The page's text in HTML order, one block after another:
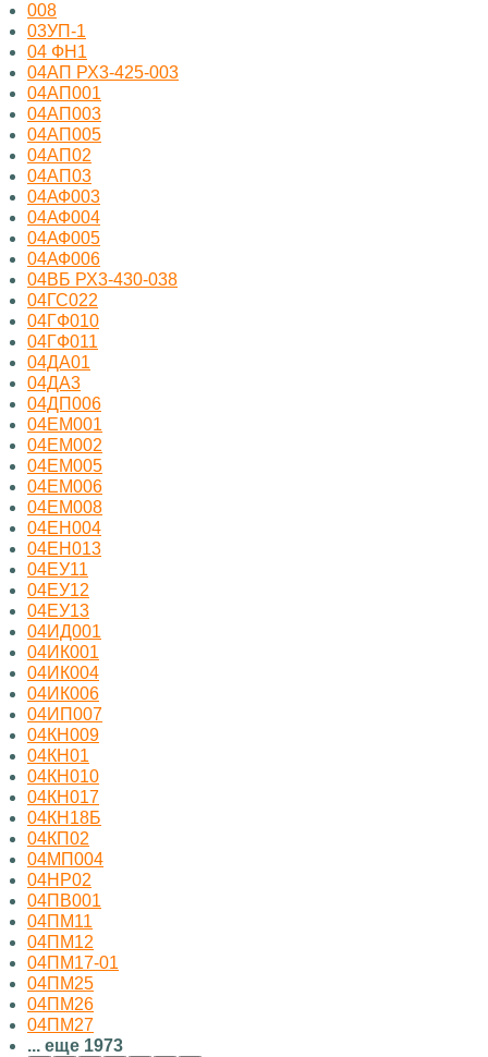
008
03УП-1
04 ФН1
04АП РХ3-425-003
04АП001
04АП003
04АП005
04АП02
04АП03
04АФ003
04АФ004
04АФ005
04АФ006
04ВБ РХ3-430-038
04ГС022
04ГФ010
04ГФ011
04ДА01
04ДА3
04ДП006
04ЕМ001
04ЕМ002
04ЕМ005
04ЕМ006
04ЕМ008
04ЕН004
04ЕН013
04ЕУ11
04ЕУ12
04ЕУ13
04ИД001
04ИК001
04ИК004
04ИК006
04ИП007
04КН009
04КН01
04КН010
04КН017
04КН18Б
04КП02
04МП004
04НР02
04ПВ001
04ПМ11
04ПМ12
04ПМ17-01
04ПМ25
04ПМ26
04ПМ27
... еще 1973